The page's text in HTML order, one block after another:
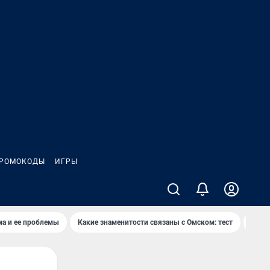
ИГРЫ
и ее проблемы Какие знаменитости связаны с Омском: тест